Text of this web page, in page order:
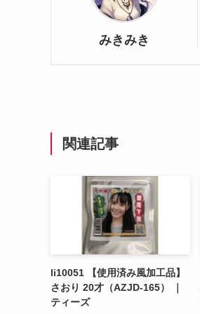
みきみき
関連記事
li10051 【使用済み風加工品】
さおり 20才（AZJD-165） ｜
ティーズ